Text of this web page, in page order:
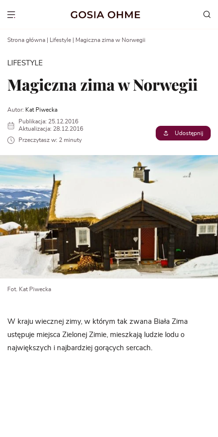
Show menu
Strona główna Lifestyle Magiczna zima w Norwegii
LIFESTYLE
Magiczna zima w Norwegii
Autor: Kat Piwecka
Publikacja: 25.12.2016
Aktualizacja: 28.12.2016
Przeczytasz w: 2 minuty
Udostępnij
Fot. Kat Piwecka
W kraju wiecznej zimy, w którym tak zwana Biała Zima
ustępuje miejsca Zielonej Zimie, mieszkają ludzie lodu o
największych i najbardziej gorących sercach.